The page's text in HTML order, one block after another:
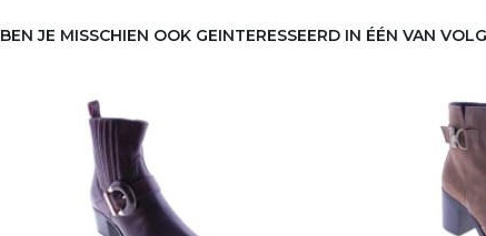
BEN JE MISSCHIEN OOK GEINTERESSEERD IN ÉÉN VAN